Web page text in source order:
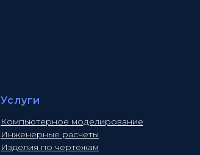
Услуги
Компьютерное моделирование
Инженерные расчеты
Изделия по чертежам